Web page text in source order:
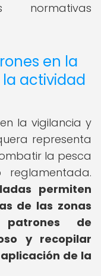
normativas
en la
actividad
la vigilancia y
representa
la pesca
permiten
de las zonas
de
y recopilar
de la